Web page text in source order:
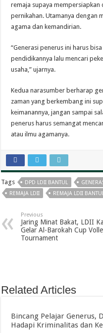
remaja supaya
pernikahan. Utamanya dengan
agama dan kemandirian.
“Generasi penerus ini harus
pendidikannya lalu mencari
usaha,” ujarnya.
Kedua narasumber berharap
zaman yang berkembang ini
keimanannya, jangan sampai
penerus harus semangat
atau ilmu agamanya.
Tags DPD LDII BANTUL
REMAJA LDII
REMAJA LDII
Previous
Jaring Minat Bakat, LDII
Gelar Al-Barokah Cup
Tournament
Related Articles
Bincang Pelajar Generus,
Hadapi Kriminalitas dan